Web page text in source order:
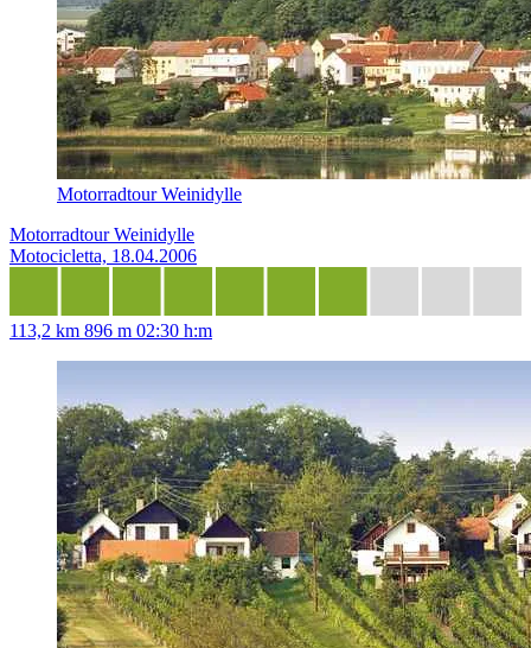
Motorradtour Weinidylle
Motorradtour Weinidylle
Motocicletta, 18.04.2006
113,2 km 896 m 02:30 h:m